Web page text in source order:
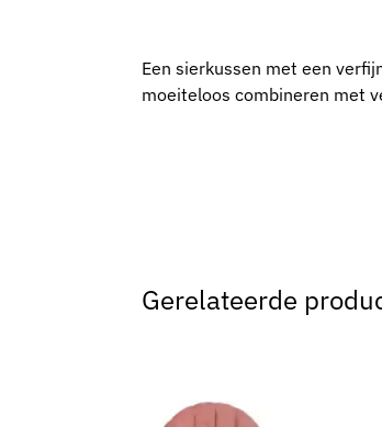
Een sierkussen met een
moeiteloos combineren met
Gerelateerde